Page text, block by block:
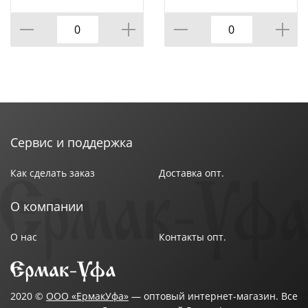
средств;
• избегать резкого перепада температур.
Итог:
КОР=18ШТ.
(КОР=18ШТ.)
Сервис и поддержка
Как сделать заказ Доставка опт.
О компании
О нас Контакты опт.
2020 © ООО «ЕрмакУфа» — оптовый интернет-магазин. Все